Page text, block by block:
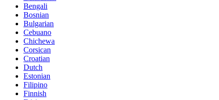
Bengali
Bosnian
Bulgarian
Cebuano
Chichewa
Corsican
Croatian
Dutch
Estonian
Filipino
Finnish